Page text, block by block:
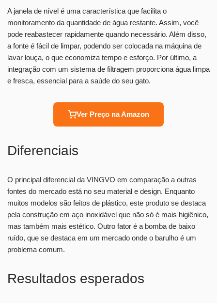
A janela de nível é uma característica que facilita o
monitoramento da quantidade de água restante. Assim, você
pode reabastecer rapidamente quando necessário. Além disso,
a fonte é fácil de limpar, podendo ser colocada na máquina de
lavar louça, o que economiza tempo e esforço. Por último, a
integração com um sistema de filtragem proporciona água limpa
e fresca, essencial para a saúde do seu gato.
Ver Preço na Amazon
Diferenciais
O principal diferencial da VINGVO em comparação a outras
fontes do mercado está no seu material e design. Enquanto
muitos modelos são feitos de plástico, este produto se destaca
pela construção em aço inoxidável que não só é mais higiênico,
mas também mais estético. Outro fator é a bomba de baixo
ruído, que se destaca em um mercado onde o barulho é um
problema comum.
Resultados esperados